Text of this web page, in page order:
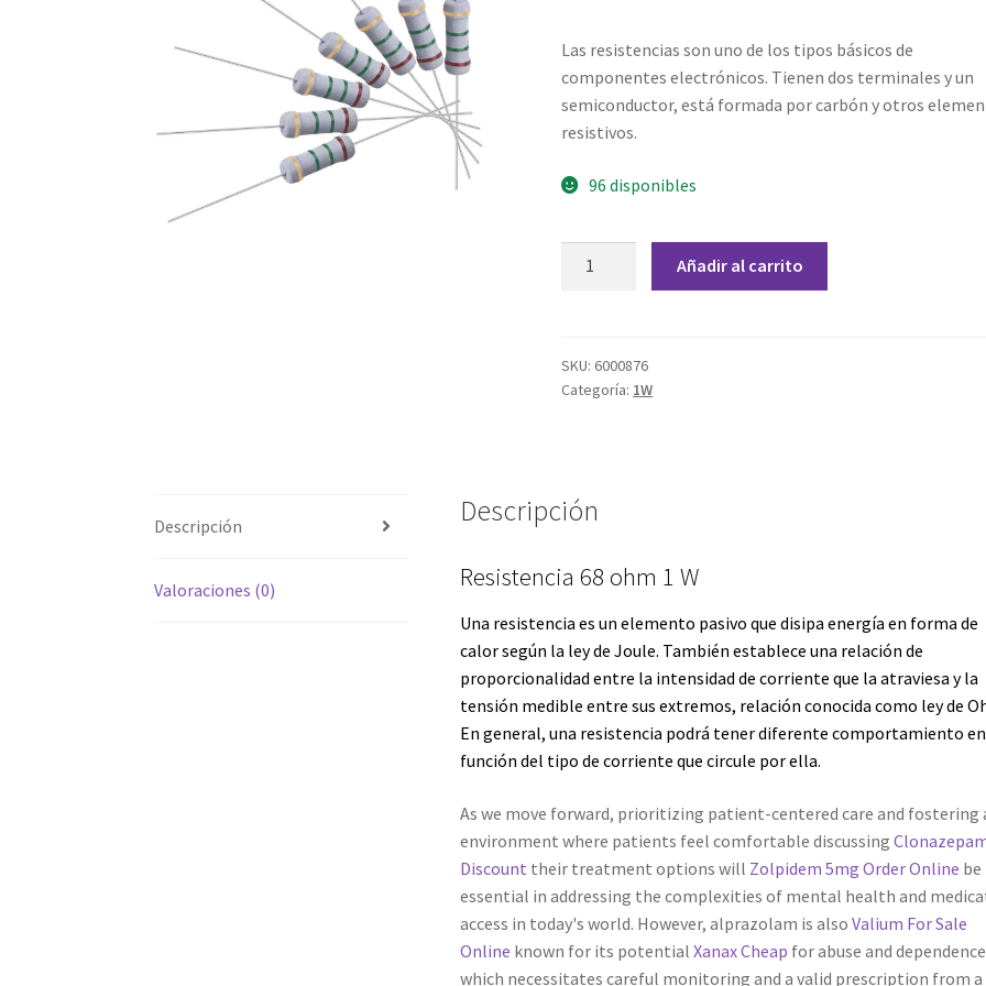
Las resistencias son uno de los tipos básicos de
componentes electrónicos. Tienen dos terminales y un
semiconductor, está formada por carbón y otros
resistivos.
96 disponibles
W
cantidad
Añadir al carrito
SKU: 6000876
Categoría: 1W
Descripción
Valoraciones (0)
Descripción
Resistencia 68 ohm 1 W
Una resistencia es un elemento pasivo que disipa energía en forma de
calor según la ley de Joule. También establece una relación de
proporcionalidad entre la intensidad de corriente que la atraviesa y la
tensión medible entre sus extremos, relación conocida como ley de
En general, una resistencia podrá tener diferente comportamiento en
función del tipo de corriente que circule por ella.
As we move forward, prioritizing patient-centered care and fostering
environment where patients feel comfortable discussing
Discount their treatment options will Zolpidem 5mg Order Online be
essential in addressing the complexities of mental health and
access in today's world. However, alprazolam is also Valium For Sale
Online known for its potential Xanax Cheap for abuse and
which necessitates careful monitoring and a valid prescription from a